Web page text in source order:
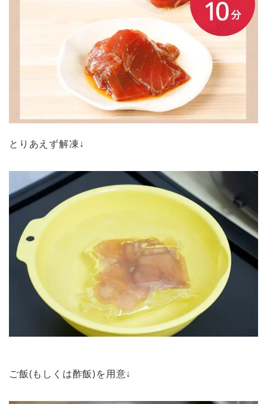
とりあえず解凍↓
ご飯(もしくは酢飯)を用意↓